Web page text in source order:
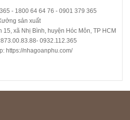
- 1800 64 64 76 - 0901 379 365
sản xuất
xã Nhị Bình, huyện Hóc Môn, TP HCM
0932.112.365
https://nhagoanphu.com/